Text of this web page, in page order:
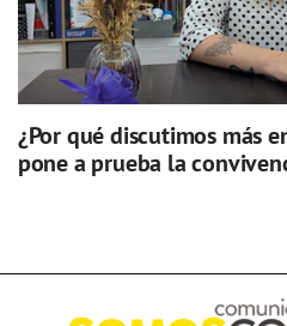
¿Por qué discutimos más
pone a prueba la